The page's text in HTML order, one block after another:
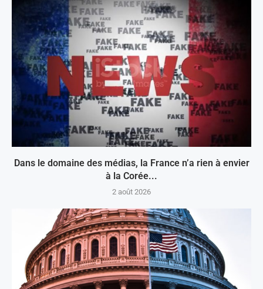
Dans le domaine des médias, la France n’a rien à envier
à la Corée...
2 août 2026